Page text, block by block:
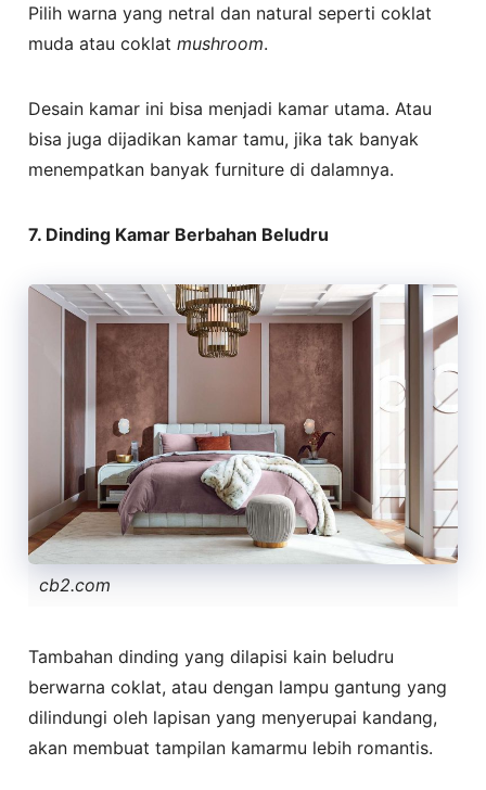
Pilih warna yang netral dan natural seperti coklat
muda atau coklatmushroom.
Desain kamar ini bisa menjadi kamar utama. Atau
bisa juga dijadikan kamar tamu, jika tak banyak
menempatkan banyak furniture di dalamnya.
7. Dinding Kamar Berbahan Beludru
cb2.com
Tambahan dinding yang dilapisi kain beludru
berwarna coklat, atau dengan lampu gantung yang
dilindungi oleh lapisan yang menyerupai kandang,
akan membuat tampilan kamarmu lebih romantis.